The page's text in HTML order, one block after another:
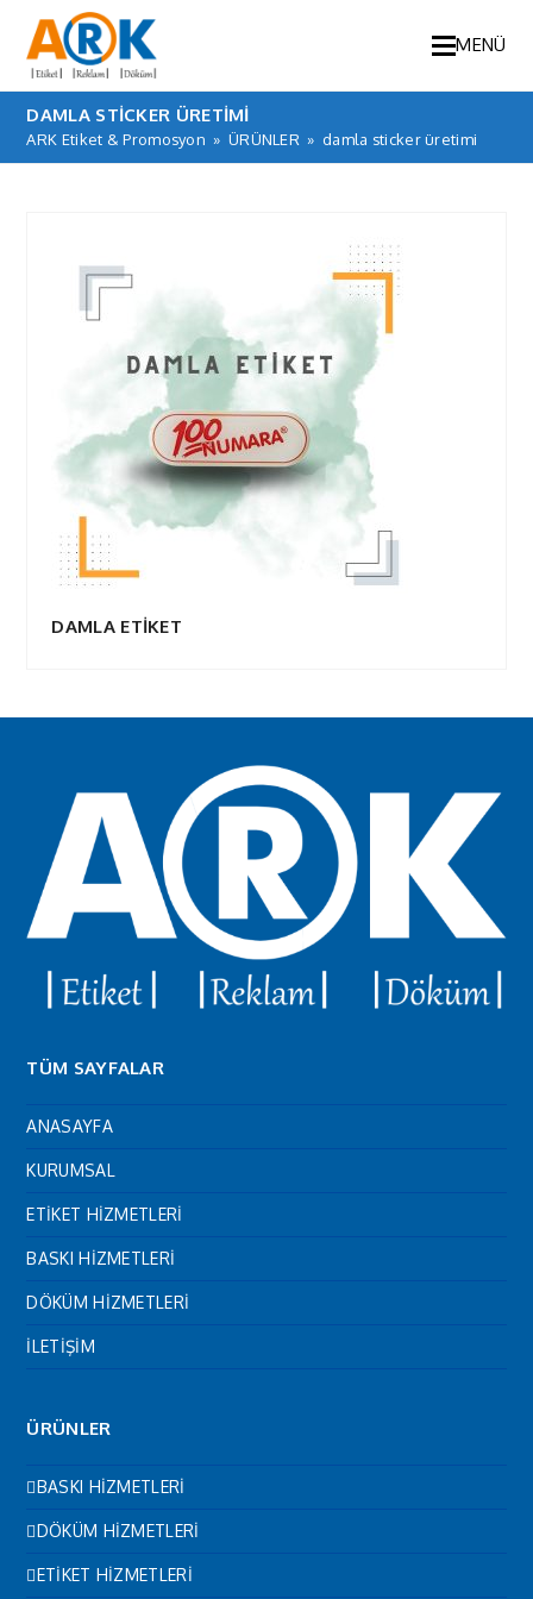
MENÜ
DAMLA STICKER ÜRETIMI
ARK Etiket & Promosyon » ÜRÜNLER » damla sticker üretimi
DAMLA ETİKET
TÜM SAYFALAR
ANASAYFA
KURUMSAL
ETİKET HİZMETLERİ
BASKI HİZMETLERİ
DÖKÜM HİZMETLERİ
İLETİŞİM
ÜRÜNLER
BASKI HİZMETLERİ
DÖKÜM HİZMETLERİ
ETİKET HİZMETLERİ